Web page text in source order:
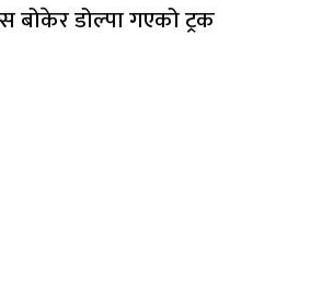
बोकेर डोल्पा गएको ट्रक